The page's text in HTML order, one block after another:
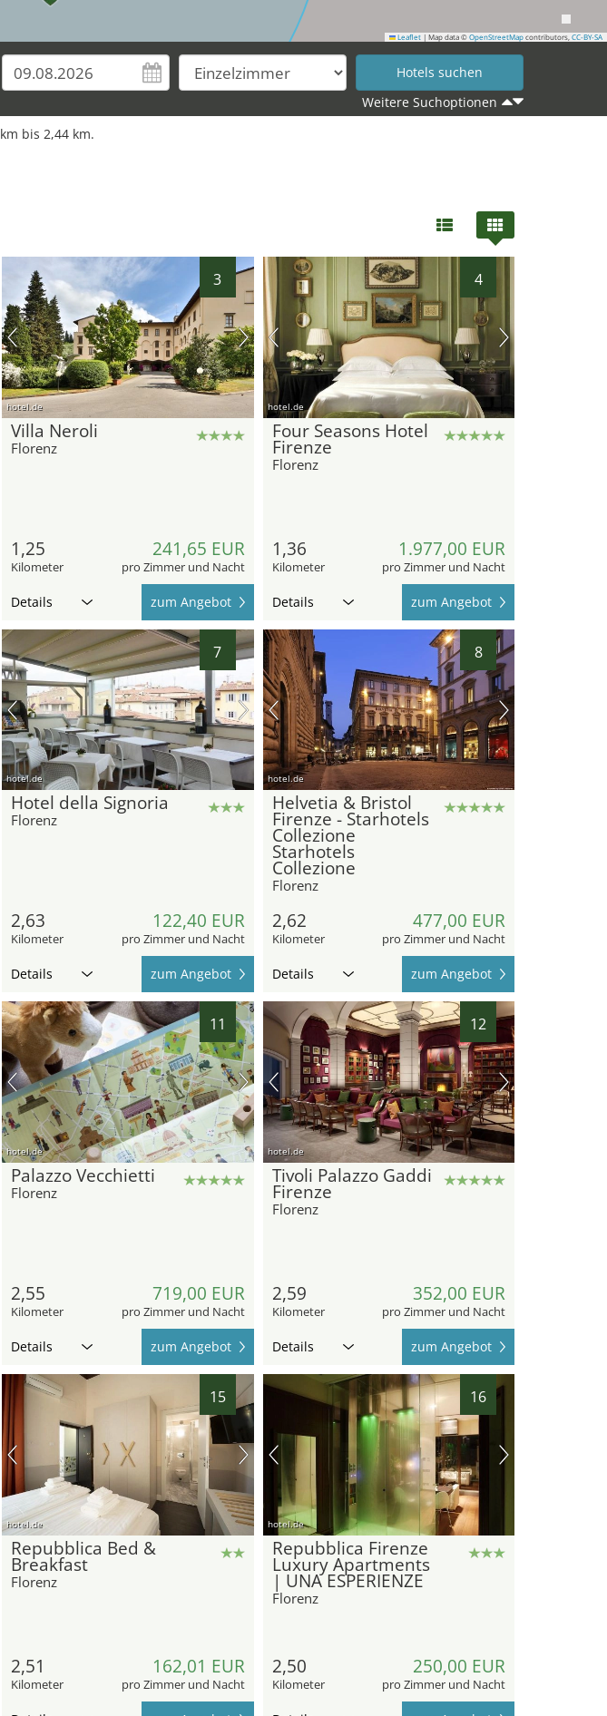
Leaflet | Map data © OpenStreetMap contributors, CC-BY-SA
Weitere Suchoptionen
km bis 2,44 km.
3
hotel.de
Villa Neroli
Florenz
1,25
Kilometer
241,65 EUR
pro Zimmer und Nacht
Details zum Angebot
4
hotel.de
Four Seasons Hotel
Firenze
Florenz
1,36
Kilometer
1.977,00 EUR
pro Zimmer und Nacht
Details zum Angebot
7
hotel.de
Hotel della Signoria
Florenz
2,63
Kilometer
122,40 EUR
pro Zimmer und Nacht
Details zum Angebot
8
hotel.de
Helvetia & Bristol
Firenze - Starhotels
Collezione
Starhotels
Collezione
Florenz
2,62
Kilometer
477,00 EUR
pro Zimmer und Nacht
Details zum Angebot
11
hotel.de
Palazzo Vecchietti
Florenz
2,55
Kilometer
719,00 EUR
pro Zimmer und Nacht
Details zum Angebot
12
hotel.de
Tivoli Palazzo Gaddi
Firenze
Florenz
2,59
Kilometer
352,00 EUR
pro Zimmer und Nacht
Details zum Angebot
15
hotel.de
Repubblica Bed &
Breakfast
Florenz
2,51
Kilometer
162,01 EUR
pro Zimmer und Nacht
16
hotel.de
Repubblica Firenze
Luxury Apartments
| UNA ESPERIENZE
Florenz
2,50
Kilometer
250,00 EUR
pro Zimmer und Nacht